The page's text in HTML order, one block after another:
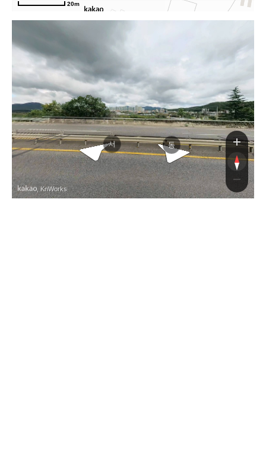
20m
구영고가도로
구영고가도로
서 동
, KnWorks